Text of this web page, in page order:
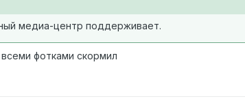
медиа-центр поддерживает.
фотками скормил